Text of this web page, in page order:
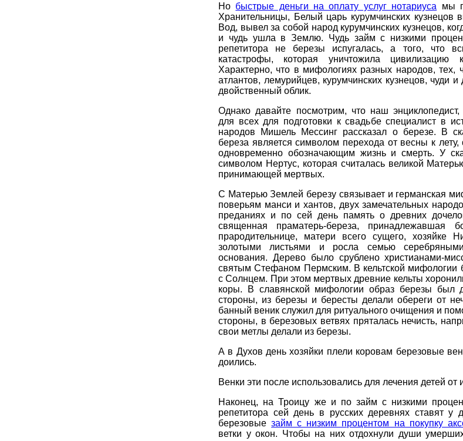
Но быстрые деньги на оплату услуг нотариуса мы
Хранительницы, Белый царь курумчинских
Вод, вывел за собой народ курумчинских кузнецов,
и чудь ушла в Землю. Чудь займ с низкими
репетитора не березы испугалась, а того, что
катастрофы, которая уничтожила цивилизацию
Характерно, что в мифологиях разных народов,
атлантов, лемурийцев, курумчинских кузнецов, чуди и
двойственный облик.
Однако давайте посмотрим, что наш
для всех для подготовки к свадьбе специалист в
народов Мишель Мессинг рассказал о березе. В
береза является символом перехода от весны к
одновременно обозначающим жизнь и смерть. У
символом Нертус, которая считалась великой
принимающей мертвых.
С Матерью Землей березу связывает и германская
поверьям манси и хантов, двух замечательных
преданиях и по сей день память о древних
священная праматерь-береза, принадлежавшая
прародительнице, матери всего сущего, хозяйке
золотыми листьями и росла семью
основания. Дерево было срублено христианами-
святым Стефаном Пермским. В кельтской мифологии
с Солнцем. При этом мертвых древние кельты
коры. В славянской мифологии образ березы был
стороны, из березы и бересты делали обереги от
банный веник служил для ритуального очищения и
стороны, в березовых ветвях пряталась нечисть,
свои метлы делали из березы.
А в Духов день хозяйки плели коровам березовые
доились.
Венки эти после использовались для лечения детей от
Наконец, на Троицу же и по займ с низкими
репетитора сей день в русских деревнях ставят
березовыезайм с низким процентом на покупку
ветки у окон. Чтобы на них отдохнули души